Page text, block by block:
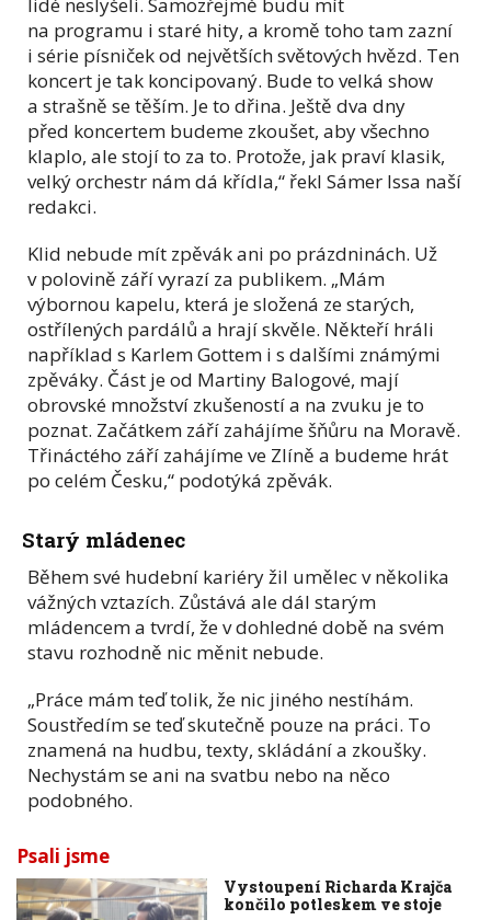
lidé neslyšeli. Samozřejmě budu mít
na programu i staré hity, a kromě toho tam zazní
i série písniček od největších světových hvězd. Ten
koncert je tak koncipovaný. Bude to velká show
a strašně se těším. Je to dřina. Ještě dva dny
před koncertem budeme zkoušet, aby všechno
klaplo, ale stojí to za to. Protože, jak praví klasik,
velký orchestr nám dá křídla,“ řekl Sámer Issa naší
redakci.
Klid nebude mít zpěvák ani po prázdninách. Už
v polovině září vyrazí za publikem. „Mám
výbornou kapelu, která je složená ze starých,
ostřílených pardálů a hrají skvěle. Někteří hráli
například s Karlem Gottem i s dalšími známými
zpěváky. Část je od Martiny Balogové, mají
obrovské množství zkušeností a na zvuku je to
poznat. Začátkem září zahájíme šňůru na Moravě.
Třináctého září zahájíme ve Zlíně a budeme hrát
po celém Česku,“ podotýká zpěvák.
Starý mládenec
Během své hudební kariéry žil umělec v několika
vážných vztazích. Zůstává ale dál starým
mládencem a tvrdí, že v dohledné době na svém
stavu rozhodně nic měnit nebude.
„Práce mám teď tolik, že nic jiného nestíhám.
Soustředím se teď skutečně pouze na práci. To
znamená na hudbu, texty, skládání a zkoušky.
Nechystám se ani na svatbu nebo na něco
podobného.
Psali jsme
Vystoupení Richarda Krajča
končilo potleskem ve stoje